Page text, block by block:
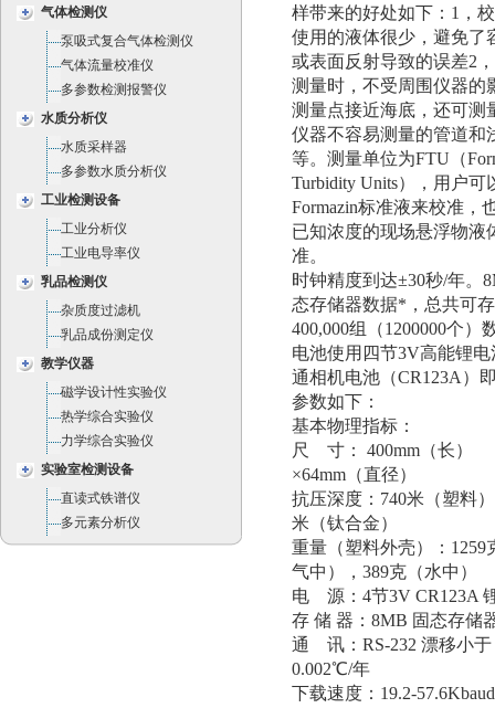
气体检测仪
泵吸式复合气体检测仪
气体流量校准仪
多参数检测报警仪
水质分析仪
水质采样器
多参数水质分析仪
工业检测设备
工业分析仪
工业电导率仪
乳品检测仪
杂质度过滤机
乳品成份测定仪
教学仪器
磁学设计性实验仪
热学综合实验仪
力学综合实验仪
实验室检测设备
直读式铁谱仪
多元素分析仪
样带来的好处如下：1，
使用的液体很少，避免了
或表面反射导致的误差2
测量时，不受周围仪器的
测量点接近海底，还可测
仪器不容易测量的管道和
等。测量单位为FTU（
Turbidity Units），用户可
Formazin标准液来校准，
已知浓度的现场悬浮物液
准。
时钟精度到达±30秒/年。
态存储器数据*，总共可
400,000组（1200000个）
电池使用四节3V高能锂电
通相机电池（CR123A）
参数如下：
基本物理指标：
尺 寸： 400mm（长）
×64mm（直径）
抗压深度：740米（塑料
米（钛合金）
重量（塑料外壳）：1259
气中），389克（水中）
电 源：4节3V CR123A
存 储 器：8MB 固态存储
通 讯：RS-232 漂移小于
0.002℃/年
下载速度：19.2-